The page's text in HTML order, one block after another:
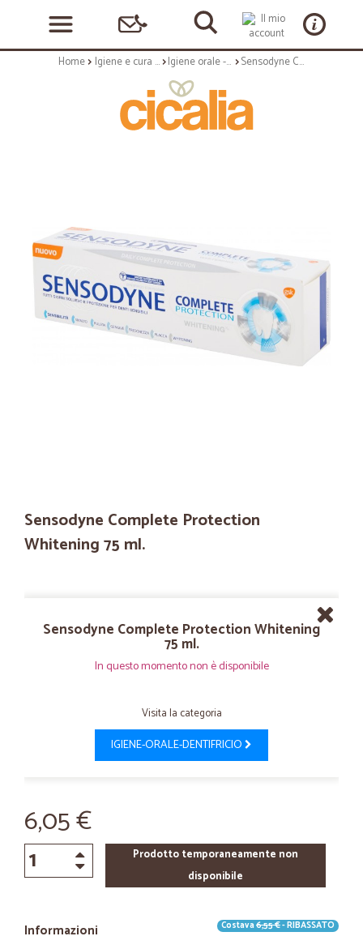
Home Igiene e cura personale Igiene orale - dentifricio Sensodyne Complete Protection Whitening 75 ml.
Sensodyne Complete Protection
Whitening 75 ml.
Sensodyne Complete Protection Whitening
75 ml.
In questo momento non è disponibile
Visita la categoria
IGIENE-ORALE-DENTIFRICIO
6,05 €
Prodotto temporaneamente non
disponibile
Informazioni Costava6,55 €- RIBASSATO